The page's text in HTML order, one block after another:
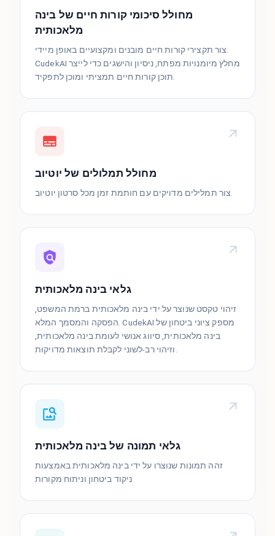
מחולל סיכומי קורות חיים של בינה
מלאכותית
צור תקצירי קורות חיים מובנים ומקצועיים באופן מיידי.
CudekAI מחלץ מיומנויות מפתח, ניסיון והישגים כדי לייצר
תוכן קורות חיים תמציתי ומוכן לתפקיד.
מחולל תמלולים של יוטיוב
צור תמלילים מדויקים עם חותמת זמן מכל סרטון יוטיוב.
גלאי בינה מלאכותית
זיהוי טקסט שנוצר על ידי בינה מלאכותית ברמת המשפט,
הפסקה והמסמך המלא. CudekAI מספק ציוני ביטחון של
בינה מלאכותית, סיווג אנושי לעומת בינה מלאכותית,
וזיהוי רב-לשוני לקבלת תוצאות מדויקות.
גלאי תמונה של בינה מלאכותית
זהה תמונות שנוצרו על ידי בינה מלאכותית באמצעות
ניקוד ביטחון וניתוח מקורות.